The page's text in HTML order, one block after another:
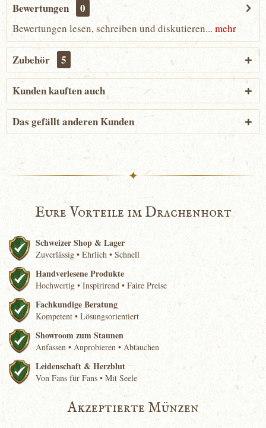
Bewertungen 0
Bewertungen lesen, schreiben und diskutieren... mehr
Zubehör 5
Kunden kauften auch
Das gefällt anderen Kunden
✦
Eure Vorteile im Drachenhort
Schweizer Shop & Lager
Zuverlässig • Ehrlich • Schnell
Handverlesene Produkte
Hochwertig • Inspirirend • Faire Preise
Fachkundige Beratung
Kompetent • Lösungsorientiert
Showroom zum Staunen
Anfassen • Anprobieren • Abtauchen
Leidenschaft & Herzblut
Von Fans für Fans • Mit Seele
Akzeptierte Münzen